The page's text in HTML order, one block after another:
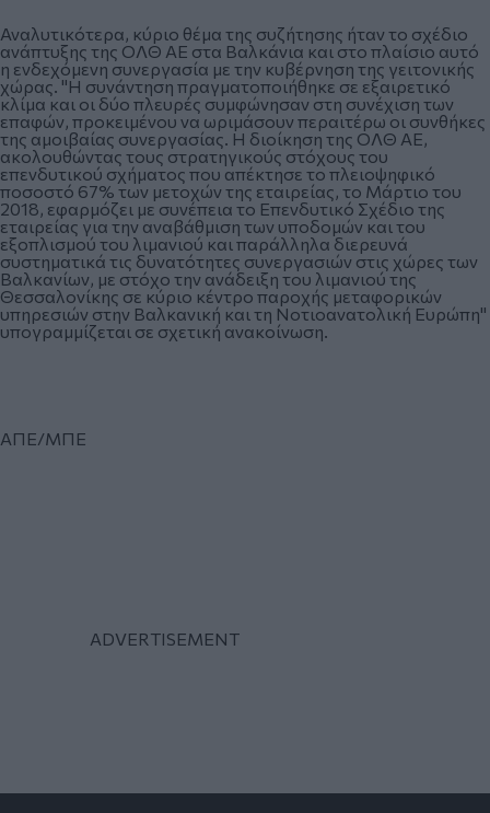
Αναλυτικότερα, κύριο θέμα της συζήτησης ήταν το σχέδιο
ανάπτυξης της ΟΛΘ ΑΕ στα Βαλκάνια και στο πλαίσιο αυτό
η ενδεχόμενη συνεργασία με την κυβέρνηση της γειτονικής
χώρας. "Η συνάντηση πραγματοποιήθηκε σε εξαιρετικό
κλίμα και οι δύο πλευρές συμφώνησαν στη συνέχιση των
επαφών, προκειμένου να ωριμάσουν περαιτέρω οι συνθήκες
της αμοιβαίας συνεργασίας. Η διοίκηση της ΟΛΘ ΑΕ,
ακολουθώντας τους στρατηγικούς στόχους του
επενδυτικού σχήματος που απέκτησε το πλειοψηφικό
ποσοστό 67% των μετοχών της εταιρείας, το Μάρτιο του
2018, εφαρμόζει με συνέπεια το Επενδυτικό Σχέδιο της
εταιρείας για την αναβάθμιση των υποδομών και του
εξοπλισμού του λιμανιού και παράλληλα διερευνά
συστηματικά τις δυνατότητες συνεργασιών στις χώρες των
Βαλκανίων, με στόχο την ανάδειξη του λιμανιού της
Θεσσαλονίκης σε κύριο κέντρο παροχής μεταφορικών
υπηρεσιών στην Βαλκανική και τη Νοτιοανατολική Ευρώπη"
υπογραμμίζεται σε σχετική ανακοίνωση.
ΑΠΕ/ΜΠΕ